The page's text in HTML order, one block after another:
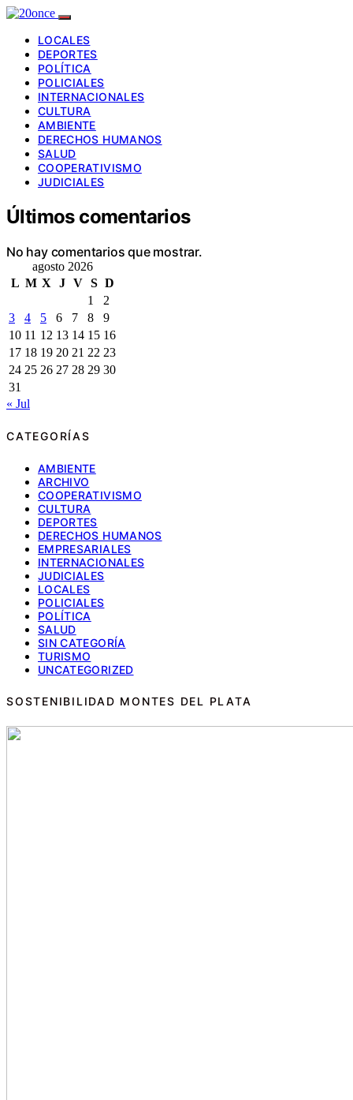
LOCALES
DEPORTES
POLÍTICA
POLICIALES
INTERNACIONALES
CULTURA
AMBIENTE
DERECHOS HUMANOS
SALUD
COOPERATIVISMO
JUDICIALES
Últimos comentarios
No hay comentarios que mostrar.
agosto 2026
L M X J V S D
1
2
3
4 5 6 7 8
9
10 11 12 13 14 15 16
17 18 19 20 21 22 23
24 25 26 27 28 29 30
31
« Jul
CATEGORÍAS
AMBIENTE
ARCHIVO
COOPERATIVISMO
CULTURA
DEPORTES
DERECHOS HUMANOS
EMPRESARIALES
INTERNACIONALES
JUDICIALES
LOCALES
POLICIALES
POLÍTICA
SALUD
SIN CATEGORÍA
TURISMO
UNCATEGORIZED
SOSTENIBILIDAD MONTES DEL PLATA